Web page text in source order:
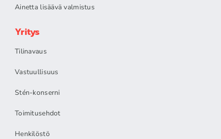
Ainetta lisäävä valmistus
Yritys
Tilinavaus
Vastuullisuus
Stén-konserni
Toimitusehdot
Henkilöstö